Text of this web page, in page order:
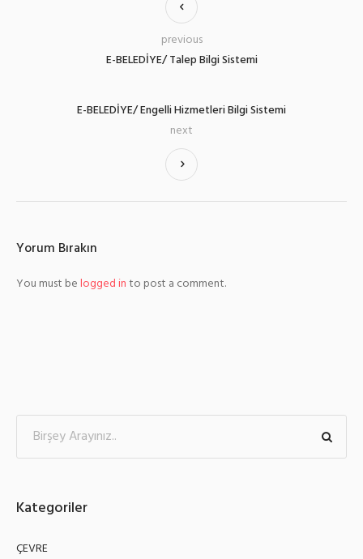
E-BELEDİYE/ Talep Bilgi Sistemi
previous
E-BELEDİYE/ Engelli Hizmetleri Bilgi Sistemi
next
Yorum Bırakın
You must belogged into post a comment.
Kategoriler
ÇEVRE